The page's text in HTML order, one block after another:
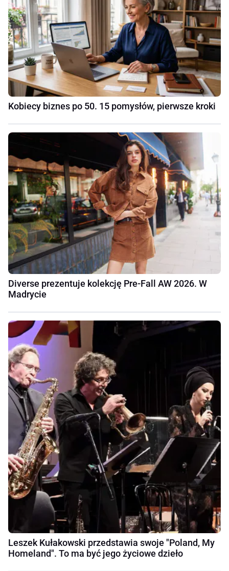
Kobiecy biznes po 50. 15 pomysłów, pierwsze kroki
Diverse prezentuje kolekcję Pre-Fall AW 2026. W
Madrycie
Leszek Kułakowski przedstawia swoje "Poland, My
Homeland". To ma być jego życiowe dzieło